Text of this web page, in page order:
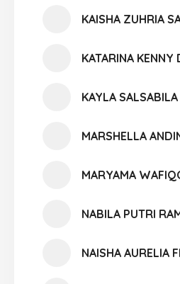
KAISHA ZUHRIA
KATARINA KENNY
KAYLA
MARSHELLA
MARYAMA
NABILA PUTRI
NAISHA AURELIA